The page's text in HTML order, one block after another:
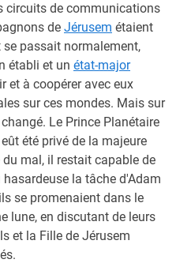
circuits de communications
de Jérusem étaient
passait normalement,
établi et un état-major
et à coopérer avec eux
sur ces mondes. Mais sur
Le Prince Planétaire
été privé de la majeure
mal, il restait capable de
la tâche d'Adam
se promenaient dans le
lune, en discutant de leurs
et la Fille de Jérusem